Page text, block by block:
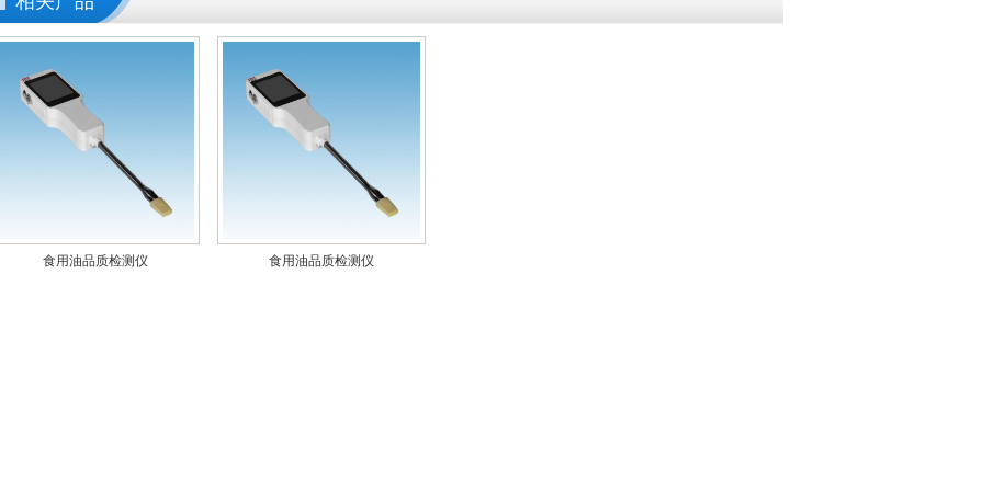
食用油品质检测仪 食用油品质检测仪